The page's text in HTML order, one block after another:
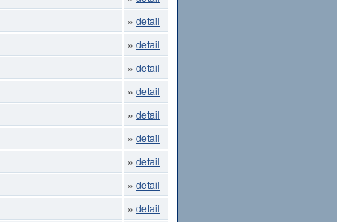
» detail
» detail
» detail
» detail
» detail
» detail
» detail
» detail
» detail